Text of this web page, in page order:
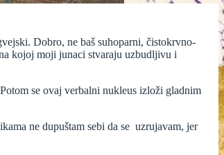
Dobro, ne baš suhoparni, čistokrvno-
kojoj moji junaci stvaraju uzbudljivu i
se ovaj verbalni nukleus izloži gladnim
ne dupuštam sebi da se uzrujavam, jer